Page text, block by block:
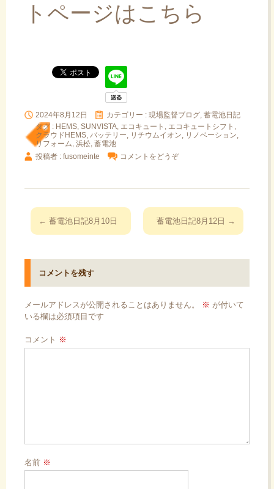
トページはこちら
2024年8月12日 カテゴリー : 現場監督ブログ, 蓄電池日記
タグ : HEMS, SUNVISTA, エコキュート , エコキュートシフト ,
クラウドHEMS, バッテリー, リチウムイオン, リノベーション,
リフォーム, 浜松, 蓄電池
投稿者 : fusomeinte
コメントをどうぞ
投
稿
ビ
ゲ
シ
ン
← 蓄電池日記8月10日 蓄電池日記8月12日 →
コメントを残す
メールアドレスが公開されることはありません。 ※ が付いて
いる欄は必須項目です
コメント ※
名前 ※